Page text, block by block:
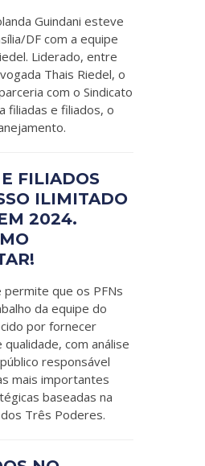
Guindani esteve
DF com a equipe
Liderado, entre
Thais Riedel, o
com o Sindicato
filiadas e filiados, o
FILIADOS
ILIMITADO
2024.
permite que os PFNs
da equipe do
por fornecer
com análise
responsável
mais importantes
baseadas na
Três Poderes.